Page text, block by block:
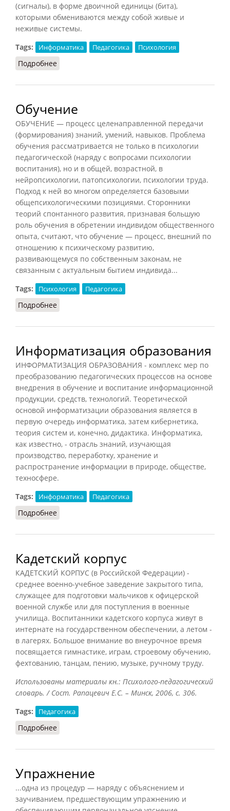
(сигналы), в форме двоичной единицы (бита),
которыми обмениваются между собой живые и
неживые системы.
Tags:
Информатика Педагогика Психология
Подробнее
Обучение
ОБУЧЕНИЕ — процесс целенаправленной передачи
(формирования) знаний, умений, навыков. Проблема
обучения рассматривается не только в психологии
педагогической (наряду с вопросами психологии
воспитания), но и в общей, возрастной, в
нейропсихологии, патопсихологии, психологии труда.
Подход к ней во многом определяется базовыми
общепсихологическими позициями. Сторонники
теорий спонтанного развития, признавая большую
роль обучения в обретении индивидом общественного
опыта, считают, что обучение — процесс, внешний по
отношению к психическому развитию,
развивающемуся по собственным законам, не
связанным с актуальным бытием индивида...
Tags:
Психология Педагогика
Подробнее
Информатизация образования
ИНФОРМАТИЗАЦИЯ ОБРАЗОВАНИЯ - комплекс мер по
преобразованию педагогических процессов на основе
внедрения в обучение и воспитание информационной
продукции, средств, технологий. Теоретической
основой информатизации образования является в
первую очередь информатика, затем кибернетика,
теория систем и, конечно, дидактика. Информатика,
как известно, - отрасль знаний, изучающая
производство, переработку, хранение и
распространение информации в природе, обществе,
техносфере.
Tags:
Информатика Педагогика
Подробнее
Кадетский корпус
КАДЕТСКИЙ КОРПУС (в Российской Федерации) -
среднее военно-учебное заведение закрытого типа,
служащее для подготовки мальчиков к офицерской
военной службе или для поступления в военные
училища. Воспитанники кадетского корпуса живут в
интернате на государственном обеспечении, а летом -
в лагерях. Большое внимание во внеурочное время
посвящается гимнастике, играм, строевому обучению,
фехтованию, танцам, пению, музыке, ручному труду.
Использованы материалы кн.: Психолого-педагогический
словарь. / Сост. Рапацевич Е.С. – Минск, 2006, с. 306.
Tags:
Педагогика
Подробнее
Упражнение
...одна из процедур — наряду с объяснением и
заучиванием, предшествующим упражнению и